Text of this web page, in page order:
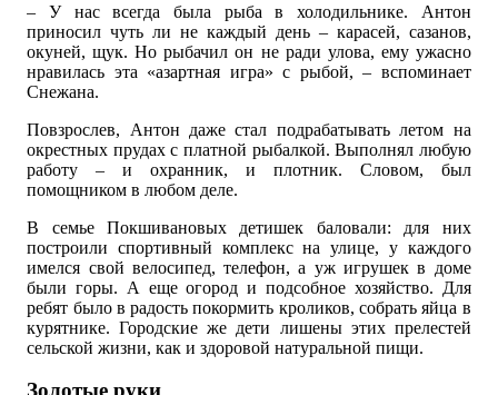
– У нас всегда была рыба в холодильнике. Антон
приносил чуть ли не каждый день – карасей, сазанов,
окуней, щук. Но рыбачил он не ради улова, ему ужасно
нравилась эта «азартная игра» с рыбой, – вспоминает
Снежана.
Повзрослев, Антон даже стал подрабатывать летом на
окрестных прудах с платной рыбалкой. Выполнял любую
работу – и охранник, и плотник. Словом, был
помощником в любом деле.
В семье Покшивановых детишек баловали: для них
построили спортивный комплекс на улице, у каждого
имелся свой велосипед, телефон, а уж игрушек в доме
были горы. А еще огород и подсобное хозяйство. Для
ребят было в радость покормить кроликов, собрать яйца в
курятнике. Городские же дети лишены этих прелестей
сельской жизни, как и здоровой натуральной пищи.